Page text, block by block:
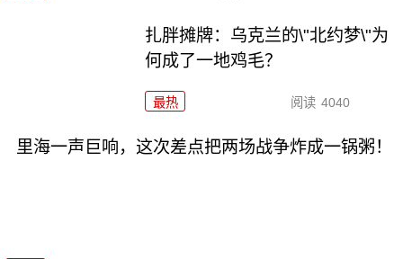
扎胖摊牌：乌克兰的\"北约梦\"为
何成了一地鸡毛？
最热 阅读 4040
里海一声巨响，这次差点把两场战争炸成一锅粥！